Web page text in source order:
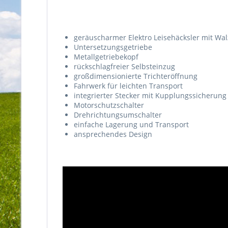
geräuscharmer Elektro Leisehäcksler mit
Untersetzungsgetriebe
Metallgetriebekopf
rückschlagfreier Selbsteinzug
großdimensionierte Trichteröffnung
Fahrwerk für leichten Transport
integrierter Stecker mit Kupplungssicherung
Motorschutzschalter
Drehrichtungsumschalter
einfache Lagerung und Transport
ansprechendes Design